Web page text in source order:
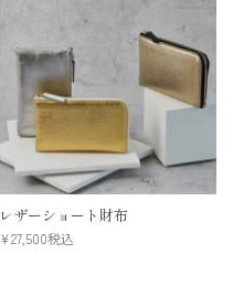
レザーショート財布
¥27,500税込